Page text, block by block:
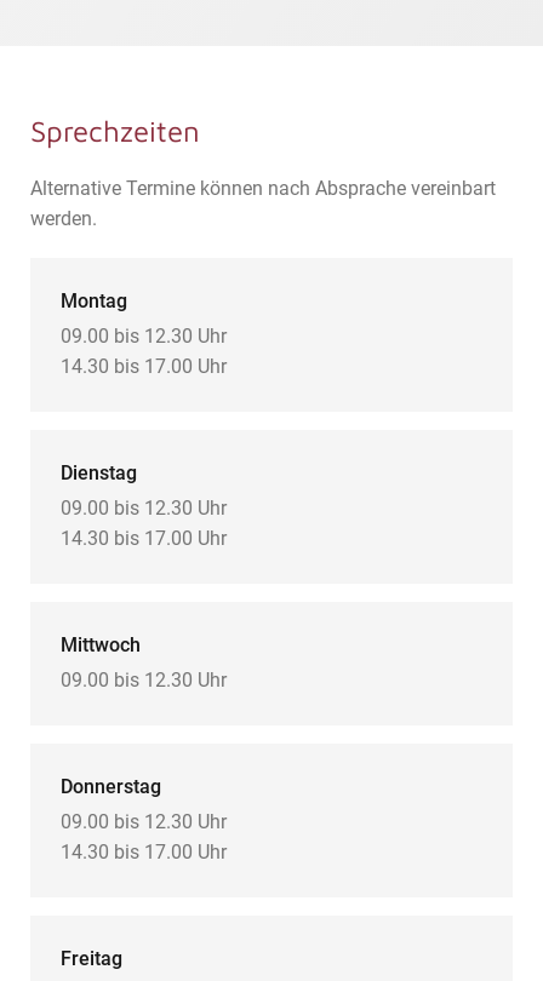
Sprechzeiten
Alternative Termine können nach Absprache vereinbart
werden.
Montag
09.00 bis 12.30 Uhr
14.30 bis 17.00 Uhr
Dienstag
09.00 bis 12.30 Uhr
14.30 bis 17.00 Uhr
Mittwoch
09.00 bis 12.30 Uhr
Donnerstag
09.00 bis 12.30 Uhr
14.30 bis 17.00 Uhr
Freitag